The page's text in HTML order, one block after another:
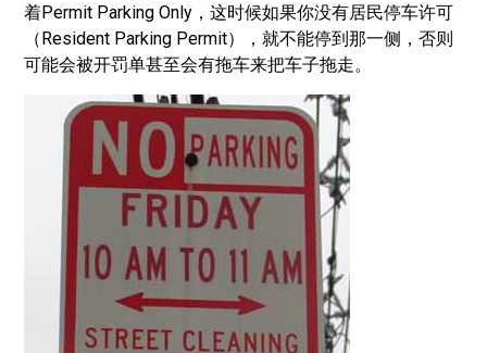
着Permit Parking Only，这时候如果你没有居民停车许可
（Resident Parking Permit），就不能停到那一侧，否则
可能会被开罚单甚至会有拖车来把车子拖走。